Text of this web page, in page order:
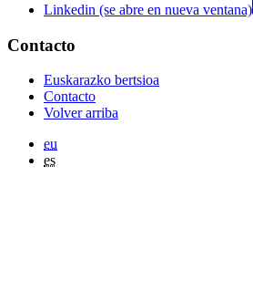
Linkedin (se abre en nueva ventana)
Contacto
Euskarazko bertsioa
Contacto
Volver arriba
eu
es